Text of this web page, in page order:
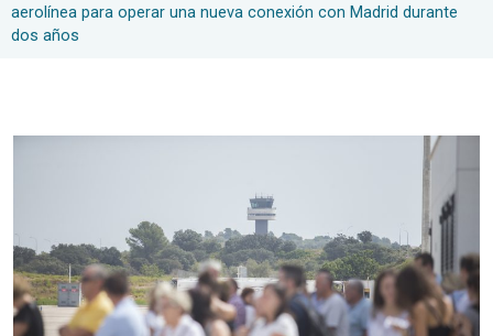
aerolínea para operar una nueva conexión con Madrid durante
dos años